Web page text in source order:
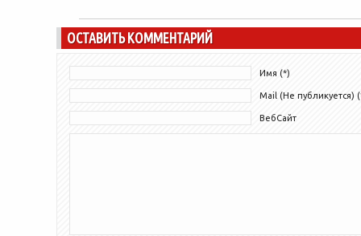
ОСТАВИТЬ КОММЕНТАРИЙ
Имя (*)
Mail (Не публикуется)
ВебСайт